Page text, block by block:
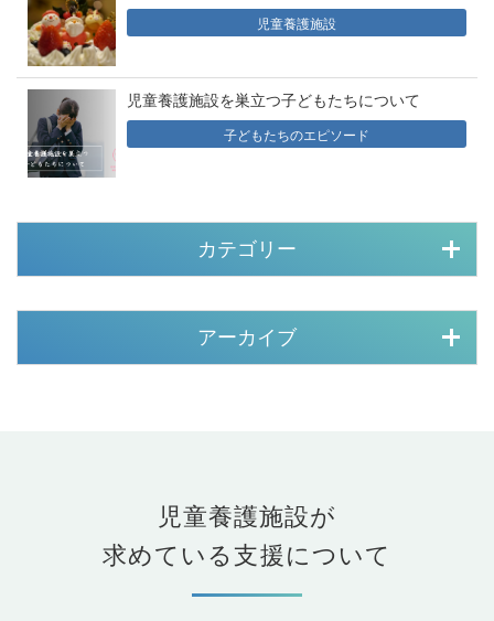
児童養護施設
児童養護施設を巣立つ子どもたちについて
子どもたちのエピソード
カテゴリー
アーカイブ
児童養護施設が
求めている支援について